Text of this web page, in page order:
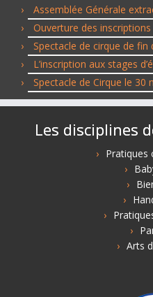
Assemblée Générale
Ouverture des
Spectacle de cirque de
L’inscription aux stages
Spectacle de Cirque le 30
Les disciplines
Pratiques
Arts